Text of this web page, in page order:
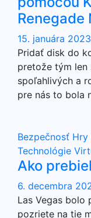
Renegade
15. januára 2023
Pridať disk do
pretože tým len
spoľahlivých a
pre nás to bola
Bezpečnosť Hry
Technológie
Ako
6. decembra
Las Vegas bolo
pozriete na tie